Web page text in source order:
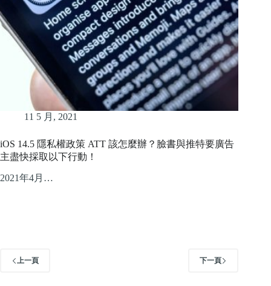
11 5 月, 2021
iOS 14.5 隱私權政策 ATT 該怎麼辦？臉書與推特要廣告
主盡快採取以下行動！
2021年4月…
上一頁 下一頁